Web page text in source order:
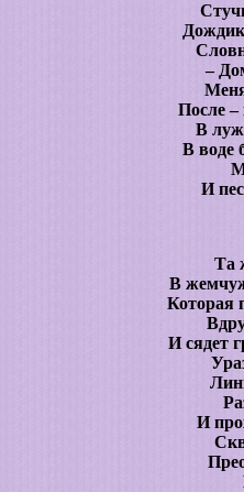
–
После –
В
В воде
И
Та
В
Которая
И сядет
И